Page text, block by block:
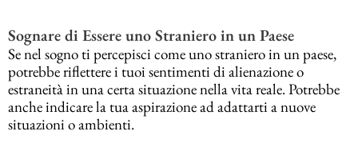
Sognare di Essere uno Straniero in un Paese
Se nel sogno ti percepisci come uno straniero in un paese,
potrebbe riflettere i tuoi sentimenti di alienazione o
estraneità in una certa situazione nella vita reale. Potrebbe
anche indicare la tua aspirazione ad adattarti a nuove
situazioni o ambienti.